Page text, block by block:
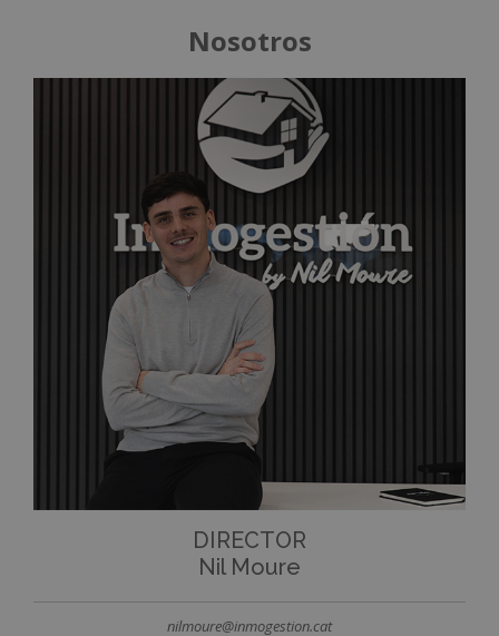
Nosotros
DIRECTOR
Nil Moure
nilmoure@inmogestion.cat